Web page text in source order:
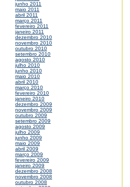
junho 2011
maio 2011
abril 2011
março 2011
fevereiro 2011
janeiro 2011
dezembro 2010
novembro 2010
outubro 2010
setembro 2010
agosto 2010
julho 2010
junho 2010
maio 2010
abril 2010
março 2010
fevereiro 2010
janeiro 2010
dezembro 2009
novembro 2009
outubro 2009
setembro 2009
agosto 2009
julho 2009
junho 2009
maio 2009
abril 2009
março 2009
fevereiro 2009
janeiro 2009
dezembro 2008
novembro 2008
outubro 2008